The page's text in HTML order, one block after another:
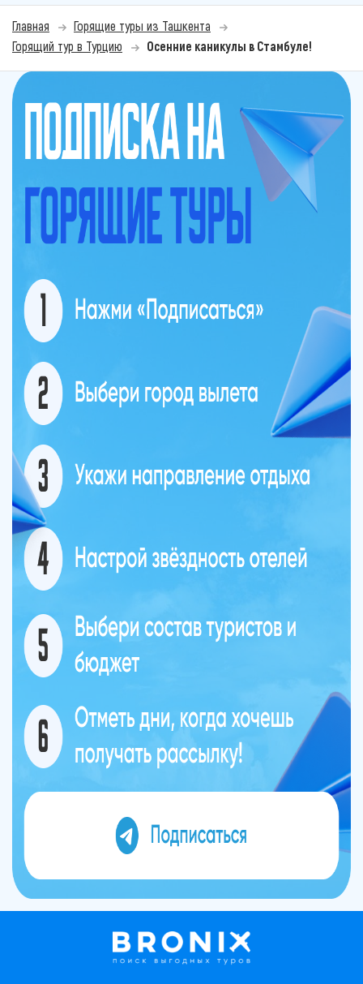
Главная
Горящие туры из Ташкента
Горящий тур в Турцию
Осенние каникулы в Стамбуле!